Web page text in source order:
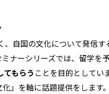
自国の文化について発信
ナーシリーズでは、留学を
てもらうことを目的としてい
」を軸に話題提供をしま